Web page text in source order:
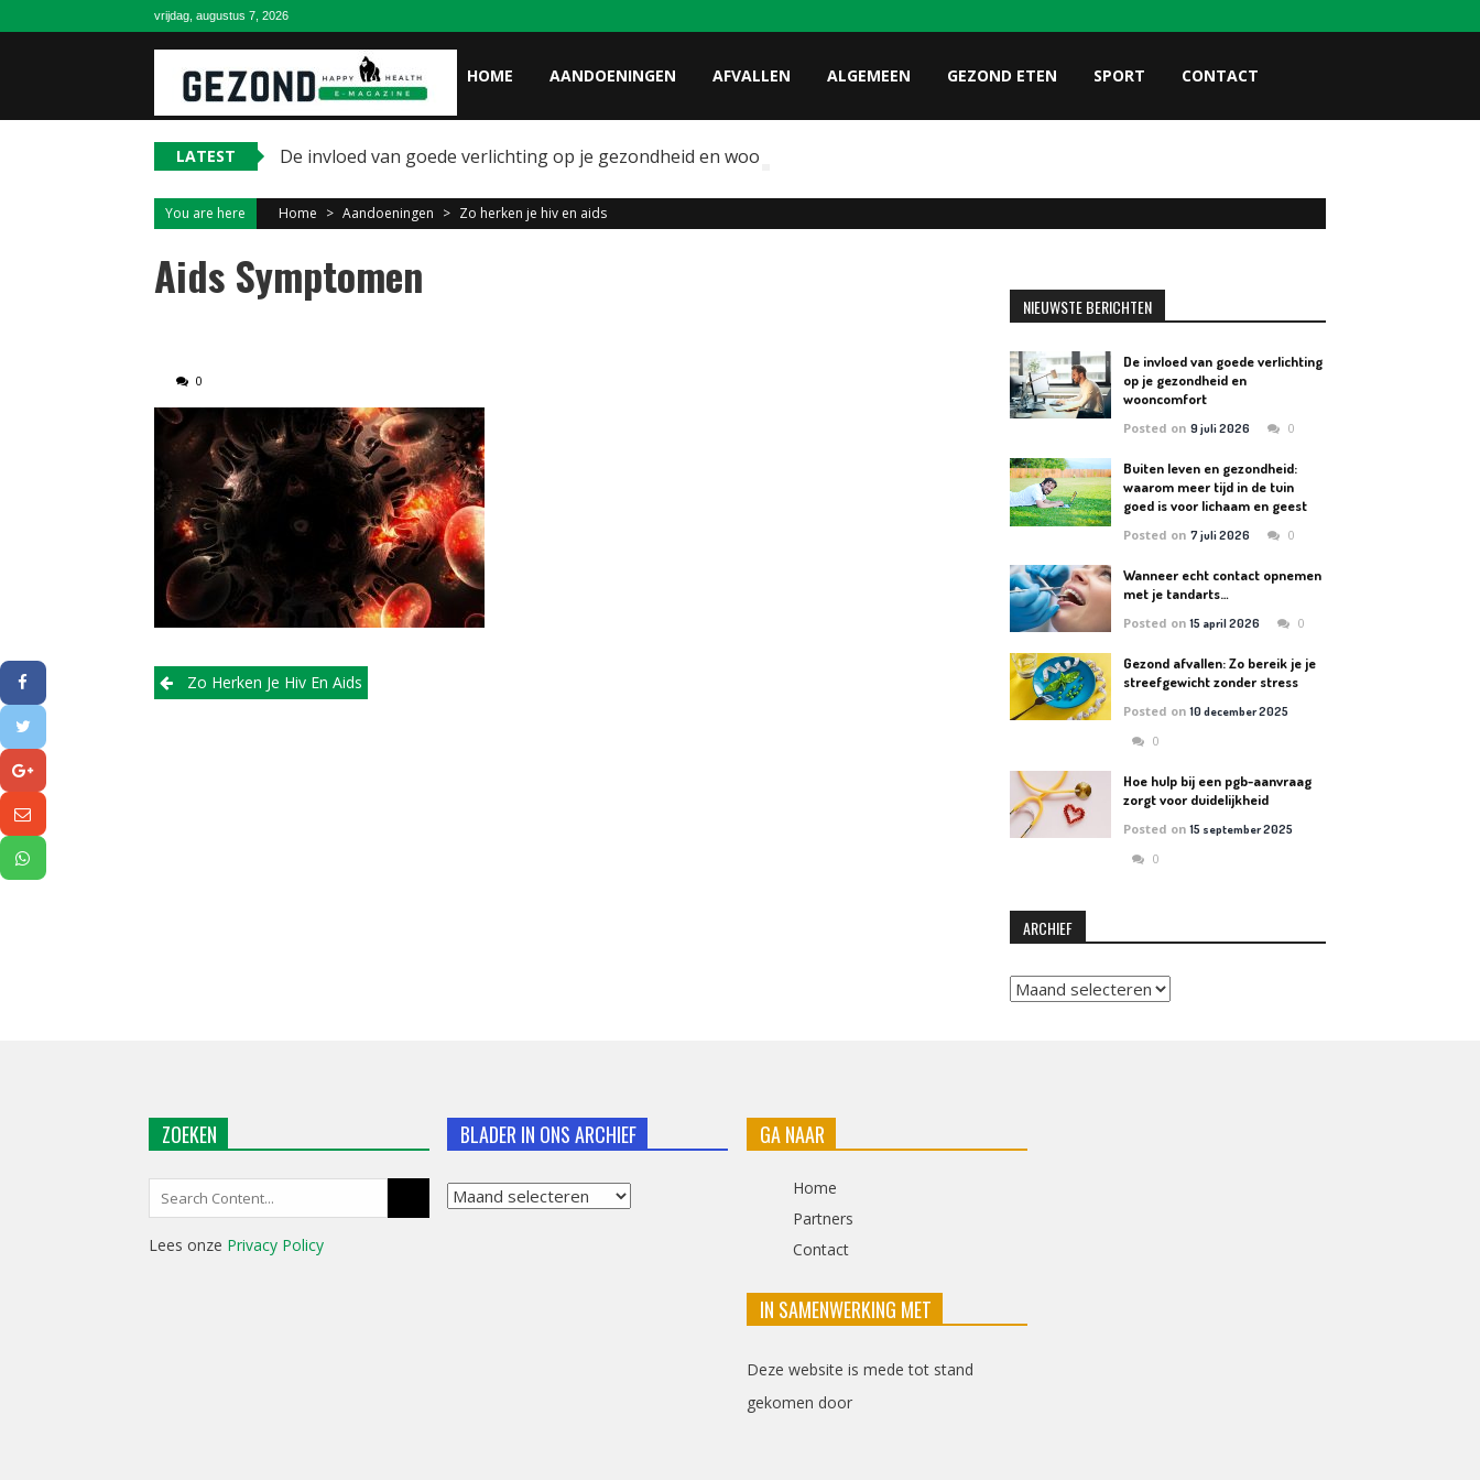
vrijdag, augustus 7, 2026
HOME AANDOENINGEN AFVALLEN ALGEMEEN GEZOND ETEN SPORT CONTACT
LATEST De invloed van goede verlichting op je gezondheid en wooncomfort
You are here Home > Aandoeningen > Zo herken je hiv en aids
Aids Symptomen
0
PostZo Herken Je Hiv En Aids
NIEUWSTE BERICHTEN
De invloed van goede verlichting
op je gezondheid en
wooncomfort
Posted on9 juli 2026 0
Buiten leven en gezondheid:
waarom meer tijd in de tuin
goed is voor lichaam en geest
Posted on7 juli 2026 0
Wanneer echt contact opnemen
met je tandarts…
Posted on15 april 2026 0
Gezond afvallen: Zo bereik je je
streefgewicht zonder stress
Posted on10 december 2025
0
Hoe hulp bij een pgb-aanvraag
zorgt voor duidelijkheid
Posted on15 september 2025
0
ARCHIEF
Archief
ZOEKEN
Lees onze Privacy Policy
BLADER IN ONS ARCHIEF
Blader
GA NAAR
Home
Partners
Contact
IN SAMENWERKING MET
Deze website is mede tot stand
gekomen door